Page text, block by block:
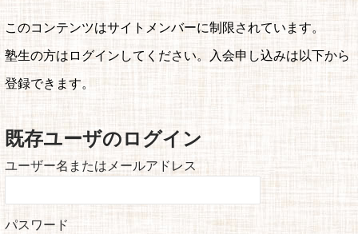
このコンテンツはサイトメンバーに制限されています。
塾生の方はログインしてください。入会申し込みは以下から
登録できます。
既存ユーザのログイン
ユーザー名またはメールアドレス
パスワード